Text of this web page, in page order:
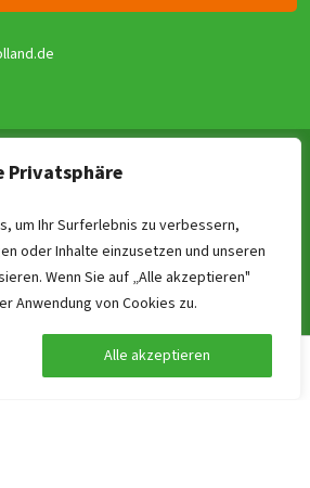
Privatsphäre
um Ihr Surferlebnis zu verbessern,
oder Inhalte einzusetzen und unseren
Wenn Sie auf „Alle akzeptieren"
Anwendung von Cookies zu.
Alle akzeptieren
Preis berechnen
(GGG)
Löschen Vergleichen